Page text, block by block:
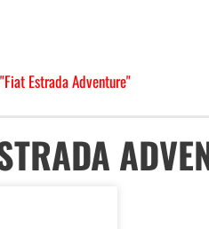
Estrada Adventure"